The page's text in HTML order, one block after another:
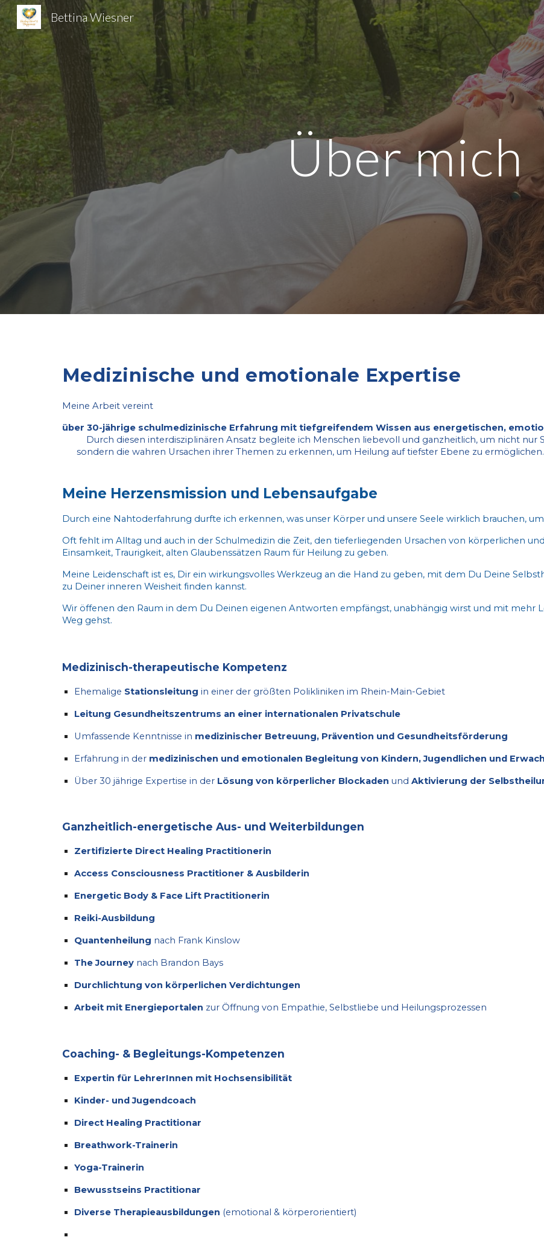
Skip to main content Skip to
Bettina Wiesner
Über mich
Medizinische und emotionale Expertise
Meine Arbeit vereint
über 30-jährige schulmedizinische Erfahrung mit tiefgreifendem Wissen aus energetischen,
Durch diesen interdisziplinären Ansatz begleite ich Menschen liebevoll und ganzheitlich,
sondern die wahren Ursachen ihrer Themen zu erkennen, um Heilung auf tiefster Ebene zu ermöglichen.
Meine Herzensmission und Lebensaufgabe
Durch eine Nahtoderfahrung durfte ich erkennen, was unser Körper und unsere Seele wirklich brauchen,
Oft fehlt im Alltag und auch in der Schulmedizin die Zeit, den tieferliegenden Ursachen von körperlichen
Einsamkeit, Traurigkeit, alten Glaubenssätzen Raum für Heilung zu geben.
Meine Leidenschaft ist es, Dir ein wirkungsvolles Werkzeug an die Hand zu geben, mit dem Du Deine
zu Deiner inneren Weisheit finden kannst.
Wir öffenen den Raum in dem Du Deinen eigenen Antworten empfängst, unabhängig wirst und mit mehr
Weg gehst.
Medizinisch-therapeutische Kompetenz
Ehemalige Stationsleitung in einer der größten Polikliniken im Rhein-Main-Gebiet
Leitung Gesundheitszentrums an einer internationalen Privatschule
Umfassende Kenntnisse in medizinischer Betreuung, Prävention und Gesundheitsförderung
Erfahrung in der medizinischen und emotionalen Begleitung von Kindern, Jugendlichen und
Über 30 jährige Expertise in der Lösung von körperlicher Blockaden und Aktivierung der
Ganzheitlich-energetische Aus- und Weiterbildungen
Zertifizierte Direct Healing Practitionerin
Access Consciousness Practitioner & Ausbilderin
Energetic Body & Face Lift Practitionerin
Reiki-Ausbildung
Quantenheilung nach Frank Kinslow
The Journeynach Brandon Bays
Durchlichtung von körperlichen Verdichtungen
Arbeit mit Energieportalen zur Öffnung von Empathie, Selbstliebe und Heilungsprozessen
Coaching- & Begleitungs-Kompetenzen
Expertin für LehrerInnen mit Hochsensibilität
Kinder- und Jugendcoach
Direct Healing Practitionar
Breathwork-Trainerin
Yoga-Trainerin
Bewusstseins Practitionar
Diverse Therapieausbildungen (emotional & körperorientiert)